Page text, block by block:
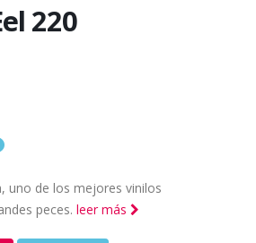
220
uno de los mejores vinilos
peces. leer más